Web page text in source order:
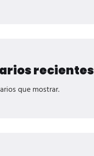
recientes
que mostrar.